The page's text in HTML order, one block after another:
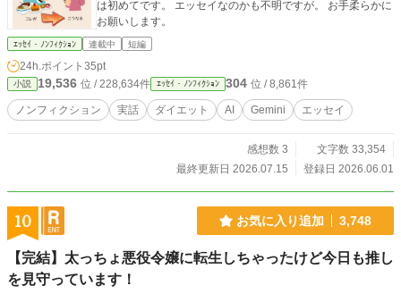
は初めてです。 エッセイなのかも不明ですが。 お手柔らかに
お願いします。
ｴｯｾｲ・ﾉﾝﾌｨｸｼｮﾝ 連載中 短編
24h.ポイント 35pt
小説 19,536 位 / 228,634件 ｴｯｾｲ・ﾉﾝﾌｨｸｼｮﾝ 304 位 / 8,861件
ノンフィクション 実話 ダイエット AI Gemini エッセイ
感想数 3
文字数 33,354
最終更新日 2026.07.15
登録日 2026.06.01
10 お気に入り追加 3,748
【完結】太っちょ悪役令嬢に転生しちゃったけど今日も推し
を見守っています！